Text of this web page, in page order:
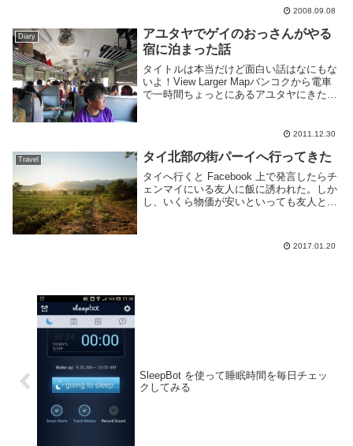
2008.09.08
Diary
アユタヤでゲイのおっさんがやる
宿に泊まった話
タイトルは本当だけど面白い話はなにもな
いよ！View Larger Mapバンコクから電車
で一時間ちょっとにあるアユタヤにきた。
載ってた店の人と思われるおっさんから...
2011.12.30
Travel タイ北部の街パーイへ行ってきた
タイへ行くと Facebook 上で発言したらチ
ェンマイにいる友人に飯に誘われた。しか
し、いくら物価が安いといっても友人と会
2017.01.20
SleepBot を使って睡眠時間を毎日チェッ
クしてみる